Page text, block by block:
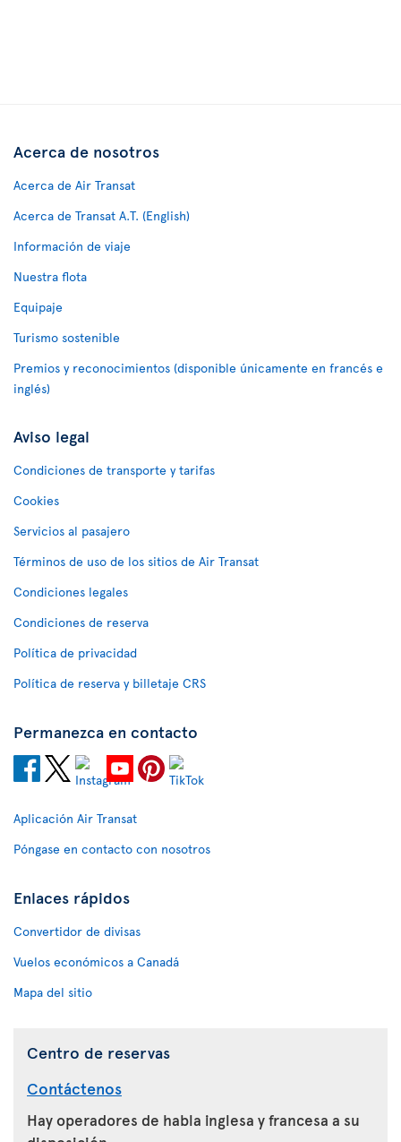
Acerca de nosotros
Acerca de Air Transat
Acerca de Transat A.T. (English)
Información de viaje
Nuestra flota
Equipaje
Turismo sostenible
Premios y reconocimientos (disponible únicamente en francés e
inglés)
Aviso legal
Condiciones de transporte y tarifas
Cookies
Servicios al pasajero
Términos de uso de los sitios de Air Transat
Condiciones legales
Condiciones de reserva
Política de privacidad
Política de reserva y billetaje CRS
Permanezca en contacto
Aplicación Air Transat
Póngase en contacto con nosotros
Enlaces rápidos
Convertidor de divisas
Vuelos económicos a Canadá
Mapa del sitio
Centro de reservas
Contáctenos
Hay operadores de habla inglesa y francesa a su